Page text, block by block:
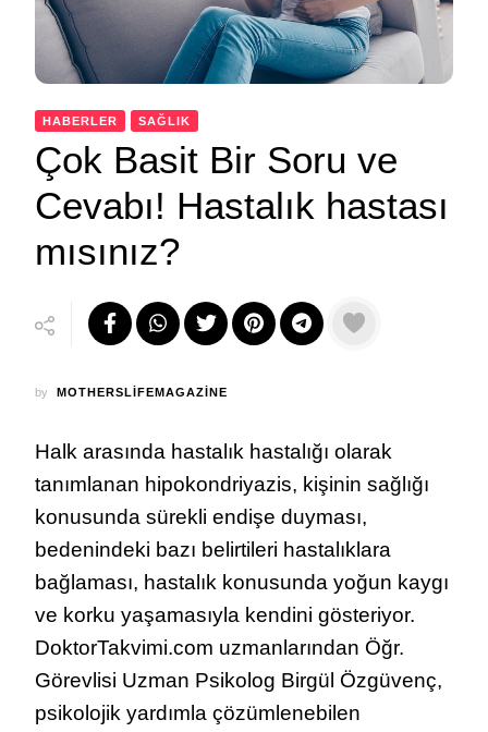
HABERLER SAĞLIK
Çok Basit Bir Soru ve
Cevabı! Hastalık hastası
mısınız?
by MOTHERSLIFEMAGAZINE
Halk arasında hastalık hastalığı olarak
tanımlanan hipokondriyazis, kişinin sağlığı
konusunda sürekli endişe duyması,
bedenindeki bazı belirtileri hastalıklara
bağlaması, hastalık konusunda yoğun kaygı
ve korku yaşamasıyla kendini gösteriyor.
DoktorTakvimi.com uzmanlarından Öğr.
Görevlisi Uzman Psikolog Birgül Özgüvenç,
psikolojik yardımla çözümlenebilen